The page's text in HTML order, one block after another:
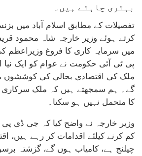
بہتری چاہتے ہیں۔
تفصیلات کے مطابق اسلام آباد
کرتے ہوئے وزیر خارجہ شاہ محمود
میں سرمایہ کاری کا فروغ وزیراعظم
پی ٹی آئی حکومت نے عوام کو ایک نیا
ملک کی اقتصادی بحالی کی کوششوں
گے۔ ہم سمجھتے ہیں کہ ملک سرکاری
کا متحمل نہیں ہو سکتا۔
وزیر خارجہ نے واضح کیا کہ جی ڈی پی
کم کرنے کیلئے اقدامات کر رہے ہیں،
چیلنج ہے، کامیاب ہوں گے، گزشتہ